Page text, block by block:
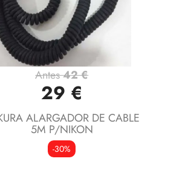
Vista rápida
Antes42 €
29 €
ALARGADOR DE CABLE
5M P/NIKON
-30%